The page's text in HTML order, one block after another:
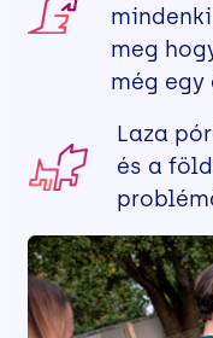
meg
még egy
Laza
és a